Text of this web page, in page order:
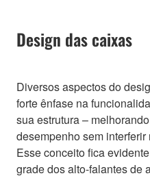
Design das caixas
Diversos aspectos do
forte ênfase na
sua estrutura –
desempenho sem
Esse conceito fica
grade dos alto-falantes de